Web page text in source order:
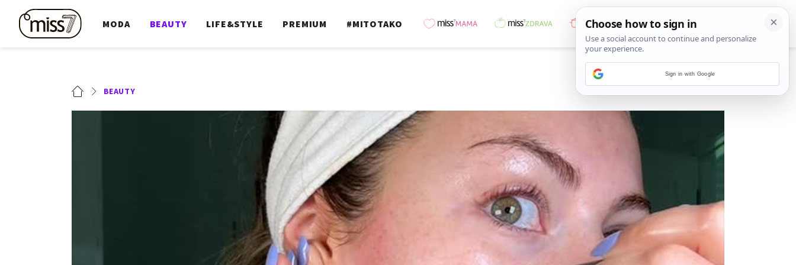
MODA BEAUTY LIFE&STYLE PREMIUM #MITOTAKO
BEAUTY
Sign in with Google